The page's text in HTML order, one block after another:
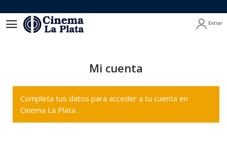
Entrar
Mi cuenta
Completa tus datos para acceder a tu cuenta en
Cinema La Plata .